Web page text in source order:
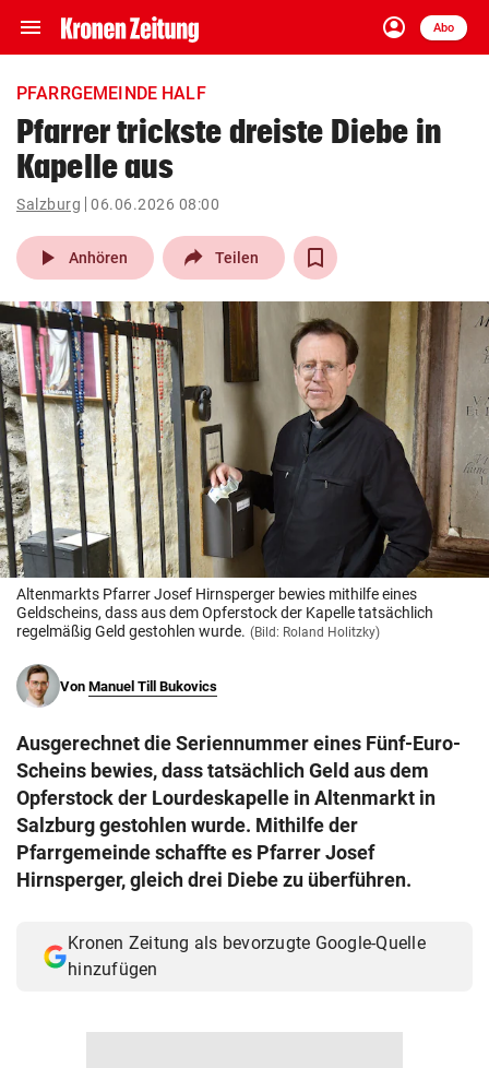
menu Navigation
ein-/ausklappen
account_circle
Anmelden
Abo
close Schließen
account_circle Anmelden
pin_drop
Wien arrow_right
bookmark
search
Suchbegriff
eingeben
© Krone Multimedia GmbH & Co KG 2026
Muthgasse 2, 1190 Wien
PFARRGEMEINDE HALF
Pfarrer trickste dreiste Diebe in
Kapelle aus
Salzburg 06.06.2026 08:00
play_arrow Anhören Teilen
Altenmarkts Pfarrer Josef Hirnsperger bewies mithilfe eines
Geldscheins, dass aus dem Opferstock der Kapelle tatsächlich
regelmäßig Geld gestohlen wurde. (Bild: Roland Holitzky)
Von Manuel Till Bukovics
Ausgerechnet die Seriennummer eines Fünf-Euro-
Scheins bewies, dass tatsächlich Geld aus dem
Opferstock der Lourdeskapelle in Altenmarkt in
Salzburg gestohlen wurde. Mithilfe der
Pfarrgemeinde schaffte es Pfarrer Josef
Hirnsperger, gleich drei Diebe zu überführen.
Kronen Zeitung als bevorzugte Google-Quelle
hinzufügen